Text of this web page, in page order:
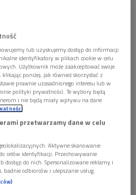
poezji
Śledź/PR2
lub uzyskujemy dostęp do informacji
identyfikatory w plikach cookie w celu
Użytkownik może zaakceptować swoje
poniżej, jak również skorzystać z
prawnie uzasadnionego interesu lub w
polityki prywatności. Te wybory będą
i nie będą miały wpływu na dane
przetwarzamy dane w celu
Aktywne skanowanie
celów identyfikacji. Przechowywanie
do nich. Spersonalizowane reklamy i
odbiorców i ulepszanie usług.